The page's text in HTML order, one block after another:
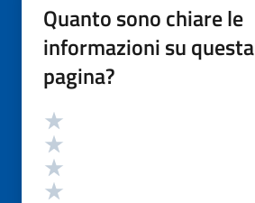
Quanto sono chiare le
informazioni su questa
pagina?
Valutazione